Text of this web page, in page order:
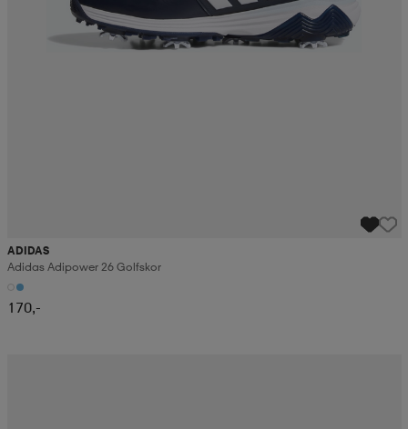
ADIDAS
Adidas Adipower 26 Golfskor
170,-